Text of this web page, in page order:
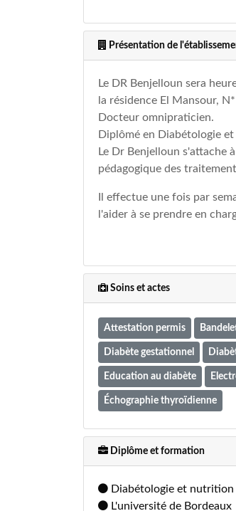
Présentation de
Le DR Benjelloun sera
la résidence El Mansour,
Docteur omnipraticien.
Diplômé en Diabétologie
Le Dr Benjelloun s'attache
pédagogique des
Il effectue une fois par
l'aider à se prendre en
Soins et actes
Attestation permis
Diabète gestationnel
Education au diabète
Échographie thyroïdienne
Diplôme et formation
Diabétologie et nutrition
L'université de Bordeaux